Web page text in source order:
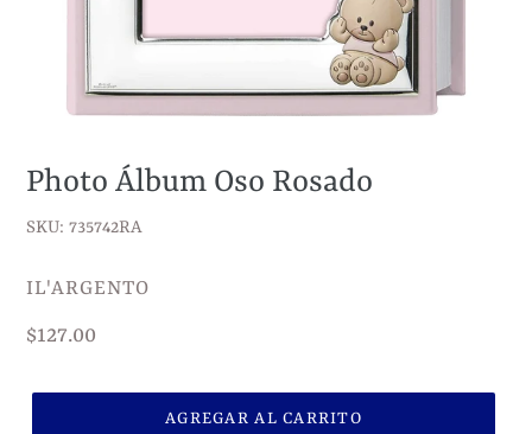
Photo Álbum Oso Rosado
SKU: 735742RA
VENDEDOR
IL'ARGENTO
Precio
$127.00
AGREGAR AL CARRITO